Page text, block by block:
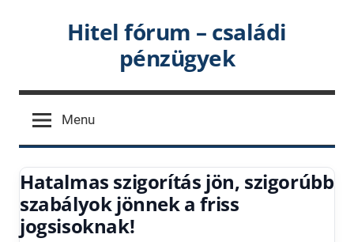
Hitel fórum – családi
pénzügyek
Menu
Hatalmas szigorítás jön, szigorúbb
szabályok jönnek a friss
jogsisoknak!